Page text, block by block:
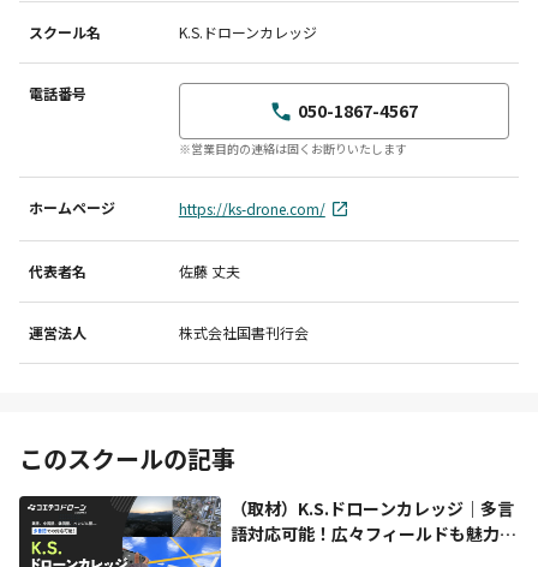
スクール名 K.S.ドローンカレッジ
電話番号
050-1867-4567
※営業目的の連絡は固くお断りいたします
ホームページ https://ks-drone.com/
代表者名 佐藤 丈夫
運営法人 株式会社国書刊行会
このスクールの記事
（取材）K.S.ドローンカレッジ｜多言
語対応可能！広々フィールドも魅力の